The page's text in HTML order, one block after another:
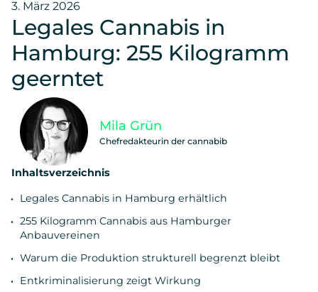
3. März 2026
Legales Cannabis in
Hamburg: 255 Kilogramm
geerntet
Inhaltsverzeichnis
Legales Cannabis in Hamburg erhältlich
255 Kilogramm Cannabis aus Hamburger
Anbauvereinen
Warum die Produktion strukturell begrenzt bleibt
Entkriminalisierung zeigt Wirkung
Mila Grün
Chefredakteurin der cannabib